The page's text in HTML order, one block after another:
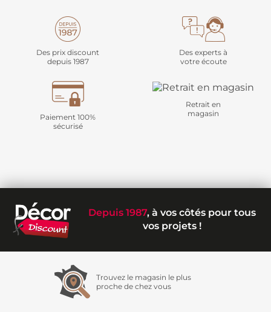
Des prix discount
depuis 1987
Des experts à
votre écoute
Paiement 100%
sécurisé
Retrait en
magasin
Depuis 1987, à vos côtés pour tous
vos projets !
Trouvez le magasin le plus
proche de chez vous